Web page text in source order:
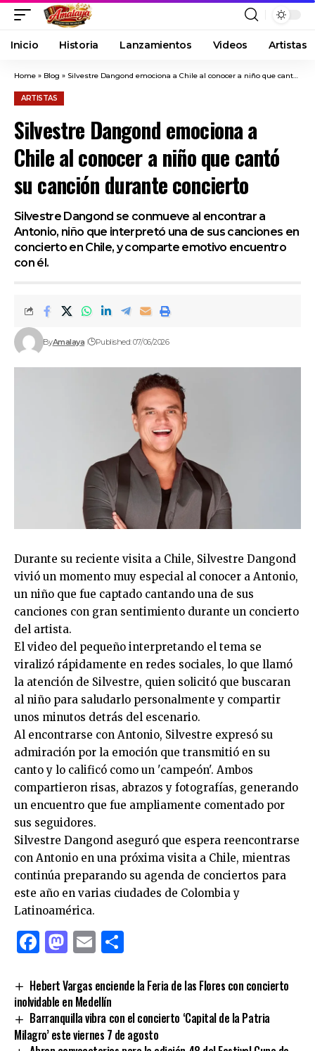
Inicio Historia Lanzamientos Videos Artistas
Home » Blog » Silvestre Dangond emociona a Chile al conocer a niño que cantó su canción durante concierto
ARTISTAS
Silvestre Dangond emociona a
Chile al conocer a niño que cantó
su canción durante concierto
Silvestre Dangond se conmueve al encontrar a
Antonio, niño que interpretó una de sus canciones en
concierto en Chile, y comparte emotivo encuentro
con él.
ByAmalaya Published: 07/06/2026
Durante su reciente visita a Chile, Silvestre Dangond
vivió un momento muy especial al conocer a Antonio,
un niño que fue captado cantando una de sus
canciones con gran sentimiento durante un concierto
del artista.
El video del pequeño interpretando el tema se
viralizó rápidamente en redes sociales, lo que llamó
la atención de Silvestre, quien solicitó que buscaran
al niño para saludarlo personalmente y compartir
unos minutos detrás del escenario.
Al encontrarse con Antonio, Silvestre expresó su
admiración por la emoción que transmitió en su
canto y lo calificó como un 'campeón'. Ambos
compartieron risas, abrazos y fotografías, generando
un encuentro que fue ampliamente comentado por
sus seguidores.
Silvestre Dangond aseguró que espera reencontrarse
con Antonio en una próxima visita a Chile, mientras
continúa preparando su agenda de conciertos para
este año en varias ciudades de Colombia y
Latinoamérica.
Facebook
Mastodon
Email
Hebert Vargas enciende la Feria de las Flores con concierto
inolvidable en Medellín
Barranquilla vibra con el concierto ‘Capital de la Patria
Milagro’ este viernes 7 de agosto